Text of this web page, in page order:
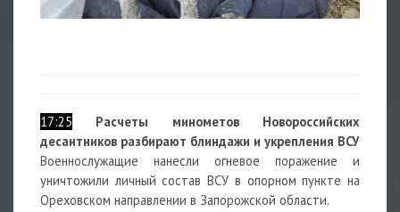
17:25
Расчеты минометов Новороссийских
десантников разбирают блиндажи и укрепления ВСУ
Военнослужащие нанесли огневое поражение и
уничтожили личный состав ВСУ в опорном пункте на
Ореховском направлении в Запорожской области.